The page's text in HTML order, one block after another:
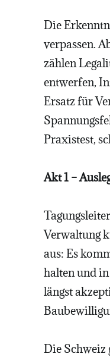
Die
verpassen.
zählen
entwerfen,
Ersatz für
Praxistest,
Akt 1 –
Verwaltung
aus: Es
halten und
längst
Die Schweiz